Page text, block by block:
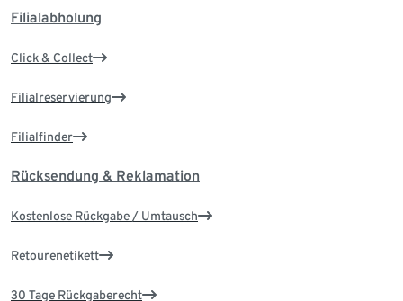
Filialabholung
Click & Collect
Filialreservierung
Filialfinder
Rücksendung & Reklamation
Kostenlose Rückgabe / Umtausch
Retourenetikett
30 Tage Rückgaberecht